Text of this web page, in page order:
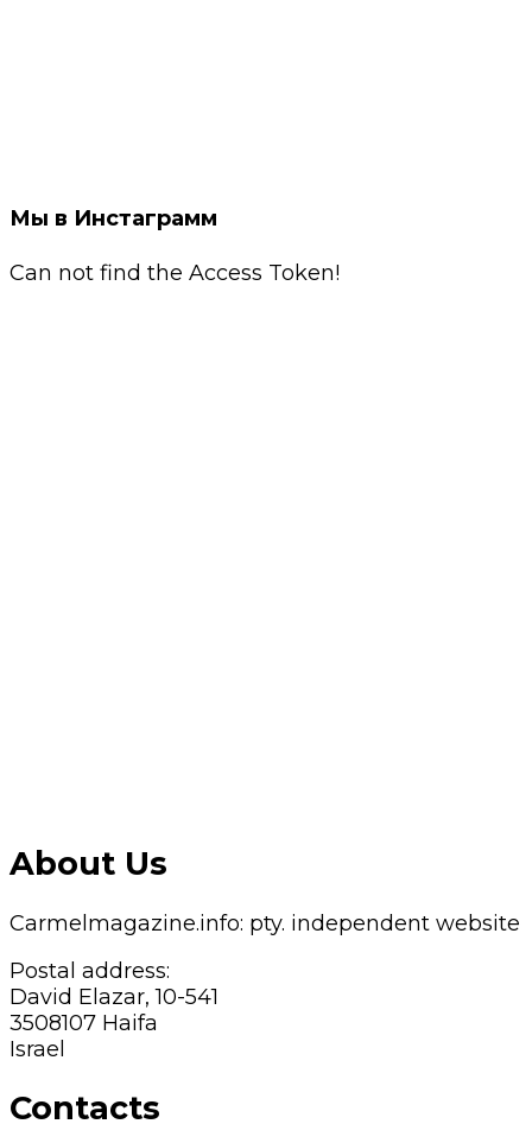
Мы в Инстаграмм
Can not find the Access Token!
About Us
Carmelmagazine.info: pty. independent website
Postal address:
David Elazar, 10-541
3508107 Haifa
Israel
Contacts